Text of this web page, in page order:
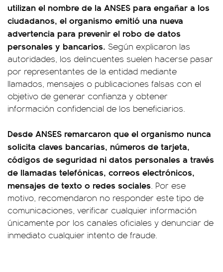
utilizan el nombre de la ANSES para engañar a los
ciudadanos, el organismo emitió una nueva
advertencia para prevenir el robo de datos
personales y bancarios. Según explicaron las
autoridades, los delincuentes suelen hacerse pasar
por representantes de la entidad mediante
llamados, mensajes o publicaciones falsas con el
objetivo de generar confianza y obtener
información confidencial de los beneficiarios.
Desde ANSES remarcaron que el organismo nunca
solicita claves bancarias, números de tarjeta,
códigos de seguridad ni datos personales a través
de llamadas telefónicas, correos electrónicos,
mensajes de texto o redes sociales. Por ese
motivo, recomendaron no responder este tipo de
comunicaciones, verificar cualquier información
únicamente por los canales oficiales y denunciar de
inmediato cualquier intento de fraude.